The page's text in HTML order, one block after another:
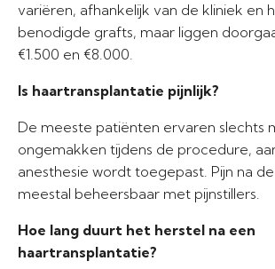
variëren, afhankelijk van de kliniek en
benodigde grafts, maar liggen
€1.500 en €8.000.
Is haartransplantatie pijnlijk?
De meeste patiënten ervaren slechts
ongemakken tijdens de procedure,
anesthesie wordt toegepast. Pijn na
meestal beheersbaar met pijnstillers.
Hoe lang duurt het herstel na een
haartransplantatie?